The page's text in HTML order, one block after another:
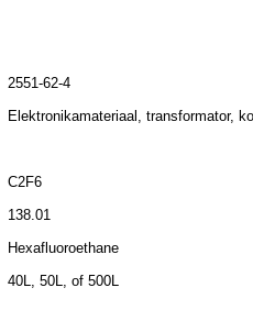
2551-62-4
Elektronikamateriaal, transformator,
C2F6
138.01
Hexafluoroethane
40L, 50L, of 500L